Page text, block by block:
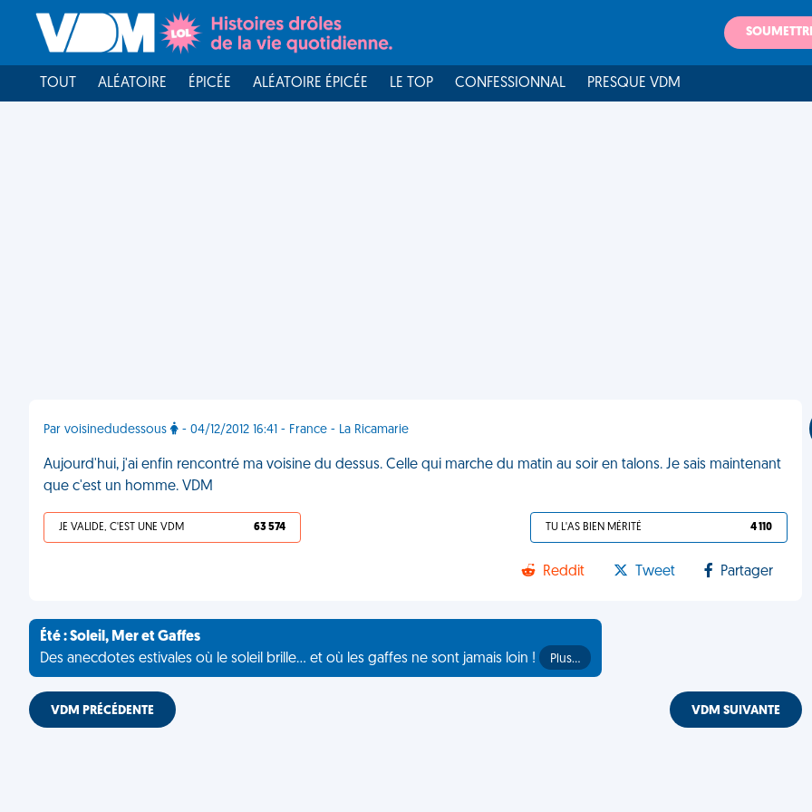
TOUT ALÉATOIRE ÉPICÉE ALÉATOIRE ÉPICÉE LE TOP CONFESSIONNAL PRESQUE VDM
Par voisinedudessous - 04/12/2012 16:41 - France - La Ricamarie
Aujourd'hui, j'ai enfin rencontré ma voisine du dessus. Celle qui marche du matin au soir en talons. Je sais maintenant
que c'est un homme. VDM
JE VALIDE, C'EST UNE VDM 63 574 TU L'AS BIEN MÉRITÉ 4 110
Reddit Tweet Partager
Été : Soleil, Mer et Gaffes
Des anecdotes estivales où le soleil brille... et où les gaffes ne sont jamais loin !
Plus…
VDM PRÉCÉDENTE VDM SUIVANTE